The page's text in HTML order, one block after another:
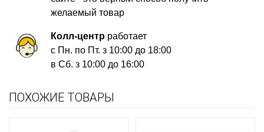
желаемый товар
Колл-центр работает
с Пн. по Пт. з 10:00 до 18:00
в Сб. з 10:00 до 16:00
ПОХОЖИЕ ТОВАРЫ